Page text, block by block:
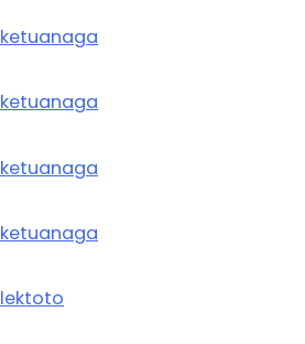
ketuanaga
ketuanaga
ketuanaga
ketuanaga
lektoto